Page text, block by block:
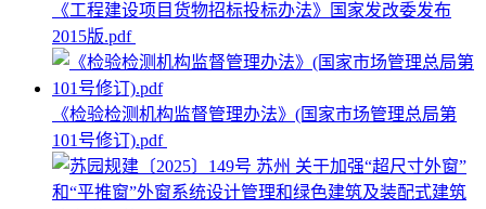
《工程建设项目货物招标投标办法》国家发改委发布
2015版.pdf
《检验检测机构监督管理办法》(国家市场管理总局第
101号修订).pdf